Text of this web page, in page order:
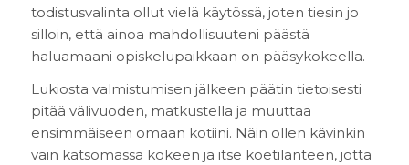
todistusvalinta ollut vielä käytössä, joten tiesin jo
silloin, että ainoa mahdollisuuteni päästä
haluamaani opiskelupaikkaan on pääsykokeella.
Lukiosta valmistumisen jälkeen päätin tietoisesti
pitää välivuoden, matkustella ja muuttaa
ensimmäiseen omaan kotiini. Näin ollen kävinkin
vain katsomassa kokeen ja itse koetilanteen, jotta